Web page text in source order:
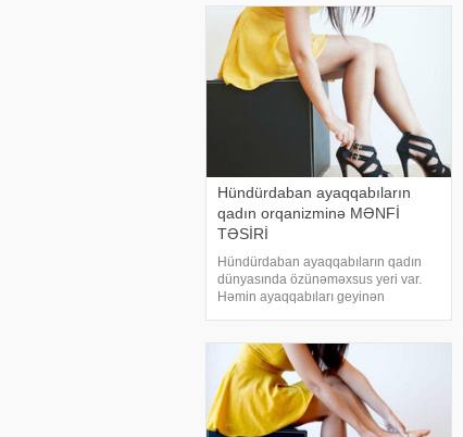
çalışın.Bunun üçün mu
Hündürdaban ayaqqabıların
qadın orqanizminə MƏNFİ
TƏSİRİ
Hündürdaban ayaqqabıların qadın
dünyasında özünəməxsus yeri var.
Həmin ayaqqabıları geyinən
görünmək hər bir xanımın arzusu olsa
da, dikdaban ayaqqabıları geyinmə